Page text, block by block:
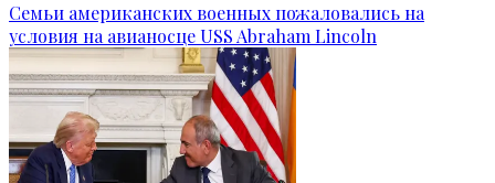
Семьи американских военных пожаловались на
условия на авианосце USS Abraham Lincoln